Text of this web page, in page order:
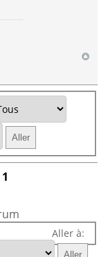
1
Aller à: